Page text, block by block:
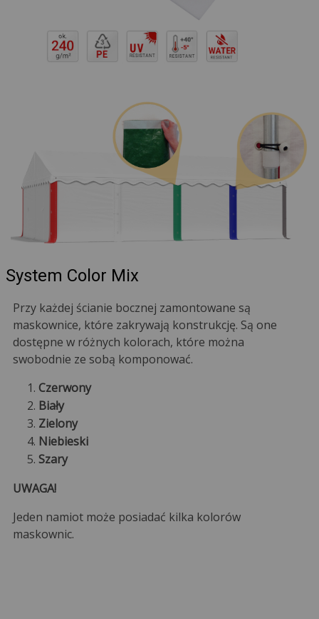
System Color Mix
Przy każdej ścianie bocznej zamontowane są
maskownice, które zakrywają konstrukcję. Są one
dostępne w różnych kolorach, które można
swobodnie ze sobą komponować.
Czerwony
Biały
Zielony
Niebieski
Szary
UWAGA!
Jeden namiot może posiadać kilka kolorów
maskownic.